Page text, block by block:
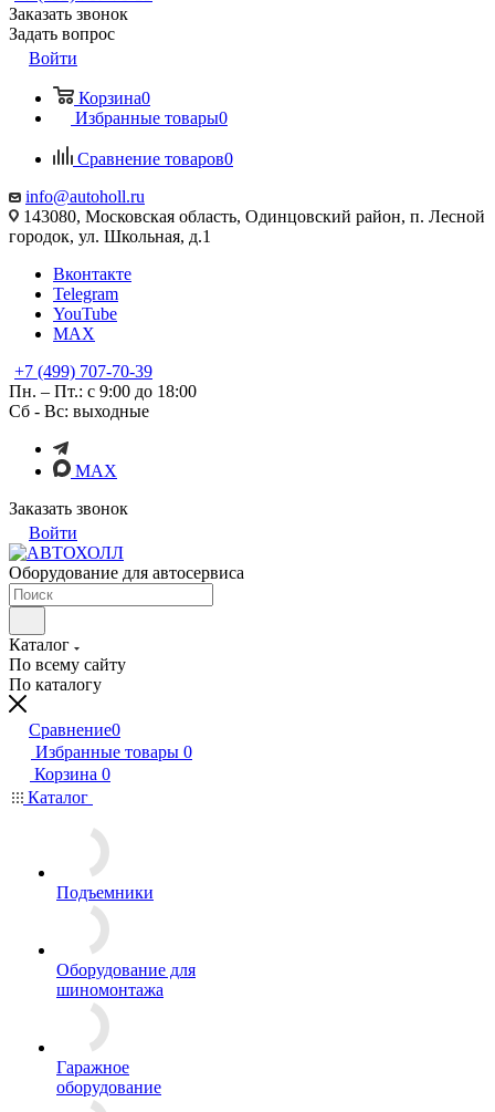
Заказать звонок
Задать вопрос
Войти
Корзина0
Избранные товары0
Сравнение товаров0
info@autoholl.ru
143080, Московская область, Одинцовский район, п. Лесной
городок, ул. Школьная, д.1
Вконтакте
Telegram
YouTube
MAX
+7 (499) 707-70-39
Пн. – Пт.: с 9:00 до 18:00
Сб - Вс: выходные
MAX
Заказать звонок
Войти
Оборудование для автосервиса
Каталог
По всему сайту
По каталогу
Сравнение0
Избранные товары 0
Корзина 0
Каталог
Подъемники
Оборудование для
шиномонтажа
Гаражное
оборудование